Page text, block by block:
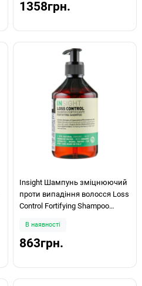
1358грн.
Insight Шампунь зміцнюючий
проти випадіння волосся Loss
Control Fortifying Shampoo
В наявності
863грн.